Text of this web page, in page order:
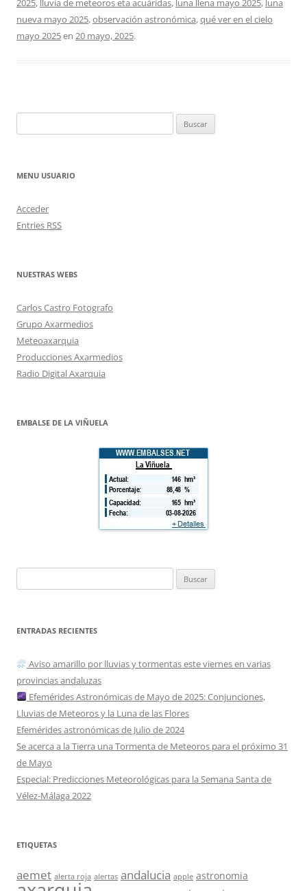
2025, lluvia de meteoros eta acuáridas, luna llena mayo 2025, luna
nueva mayo 2025,observación astronómica,qué ver en el cielo
mayo 2025en 20 mayo, 2025.
MENU USUARIO
Acceder
Entries RSS
NUESTRAS WEBS
Carlos Castro Fotografo
Grupo Axarmedios
Meteoaxarquia
Producciones Axarmedios
Radio Digital Axarquia
EMBALSE DE LA VIÑUELA
ENTRADAS RECIENTES
Aviso amarillo por lluvias y tormentas este viernes en varias
provincias andaluzas
Efemérides Astronómicas de Mayo de 2025: Conjunciones,
Lluvias de Meteoros y la Luna de las Flores
Efemérides astronómicas de Julio de 2024
Se acerca a la Tierra una Tormenta de Meteoros para el próximo 31
de Mayo
Especial: Predicciones Meteorológicas para la Semana Santa de
Vélez-Málaga 2022
ETIQUETAS
aemet alerta roja alertas andalucia apple astronomia